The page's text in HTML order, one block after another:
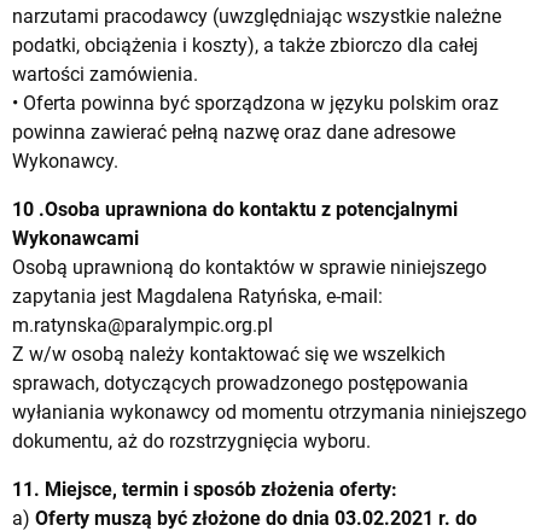
narzutami pracodawcy (uwzględniając wszystkie należne
podatki, obciążenia i koszty), a także zbiorczo dla całej
wartości zamówienia.
• Oferta powinna być sporządzona w języku polskim oraz
powinna zawierać pełną nazwę oraz dane adresowe
Wykonawcy.
10 .Osoba uprawniona do kontaktu z potencjalnymi
Wykonawcami
Osobą uprawnioną do kontaktów w sprawie niniejszego
zapytania jest Magdalena Ratyńska, e-mail:
m.ratynska@paralympic.org.pl
Z w/w osobą należy kontaktować się we wszelkich
sprawach, dotyczących prowadzonego postępowania
wyłaniania wykonawcy od momentu otrzymania niniejszego
dokumentu, aż do rozstrzygnięcia wyboru.
11. Miejsce, termin i sposób złożenia oferty:
a) Oferty muszą być złożone do dnia 03.02.2021 r. do